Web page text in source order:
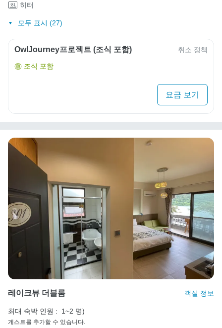
히터
모두 표시 (27)
OwlJourney프로젝트 (조식 포함) 취소 정책
조식 포함
요금 보기
레이크뷰 더블룸 객실 정보
최대 숙박 인원 : 1~2 명)
게스트를 추가할 수 있습니다.